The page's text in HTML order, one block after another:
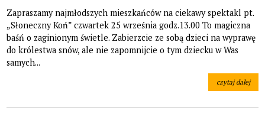
Zapraszamy najmłodszych mieszkańców na ciekawy spektakl pt.
„Słoneczny Koń” czwartek 25 września godz.13.00 To magiczna
baśń o zaginionym świetle. Zabierzcie ze sobą dzieci na wyprawę
do królestwa snów, ale nie zapomnijcie o tym dziecku w Was
samych...
czytaj dalej
na temat: